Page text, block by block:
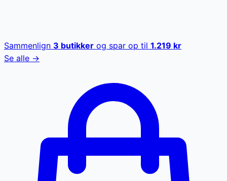
Sammenlign 3 butikker og spar op til 1.219 kr
Se alle →